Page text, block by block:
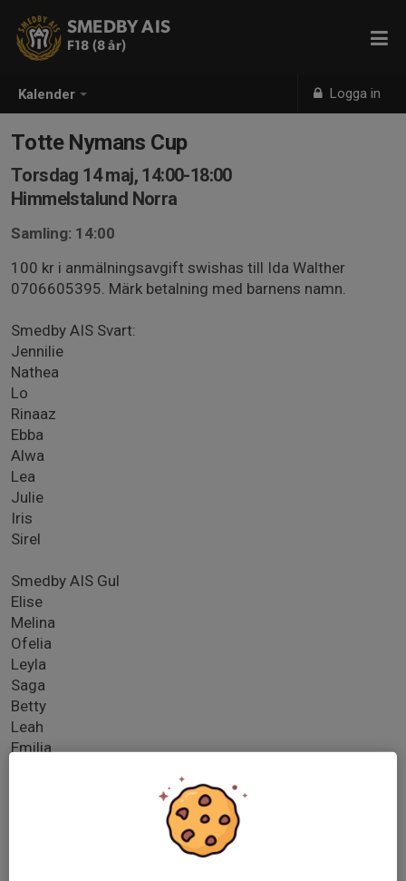
Kalender Logga in
SMEDBY AIS
F18 (8 år)
Totte Nymans Cup
Torsdag 14 maj, 14:00-18:00
Himmelstalund Norra
Samling: 14:00
100 kr i anmälningsavgift swishas till Ida Walther
0706605395. Märk betalning med barnens namn.
Smedby AIS Svart:
Jennilie
Nathea
Lo
Rinaaz
Ebba
Alwa
Lea
Julie
Iris
Sirel
Smedby AIS Gul
Elise
Melina
Ofelia
Leyla
Saga
Betty
Leah
Emilia